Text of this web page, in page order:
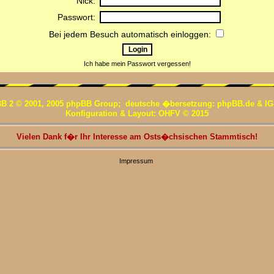
Passwort:
Bei jedem Besuch automatisch einloggen:
Ich habe mein Passwort vergessen!
2 © 2001, 2005 phpBB Group; deutsche �bersetzung: phpBB.de &
Konfiguration & Layout: OHFV © 2015
Vielen Dank f�r Ihr Interesse am Osts�chsischen Stammtisch!
Impressum